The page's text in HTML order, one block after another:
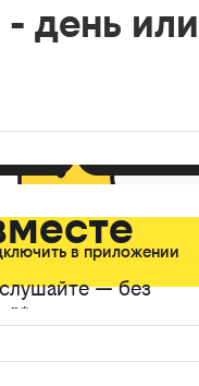
день или
— без
в приложении